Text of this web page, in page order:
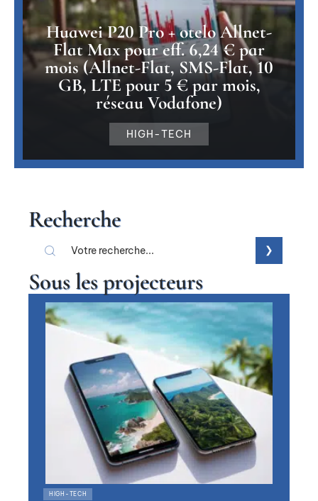
Huawei P20 Pro + otelo Allnet-
Flat Max pour eff. 6,24 € par
mois (Allnet-Flat, SMS-Flat, 10
GB, LTE pour 5 € par mois,
réseau Vodafone)
HIGH-TECH
Recherche
Sous les projecteurs
HIGH-TECH